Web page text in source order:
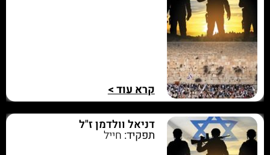
קרא עוד >
דניאל וולדמן ז"ל
תפקיד: חייל